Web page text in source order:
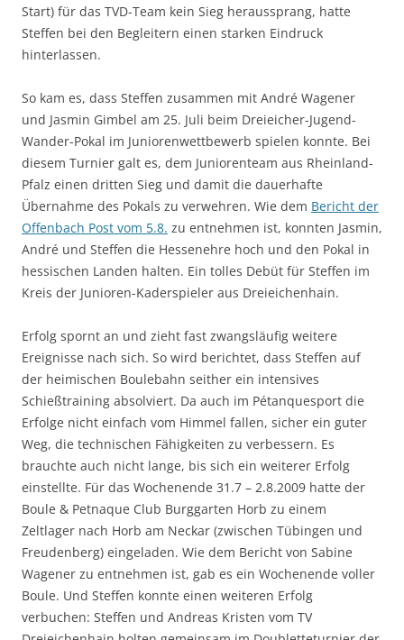
Start) für das TVD-Team kein Sieg heraussprang, hatte
Steffen bei den Begleitern einen starken Eindruck
hinterlassen.
So kam es, dass Steffen zusammen mit André Wagener
und Jasmin Gimbel am 25. Juli beim Dreieicher-Jugend-
Wander-Pokal im Juniorenwettbewerb spielen konnte. Bei
diesem Turnier galt es, dem Juniorenteam aus Rheinland-
Pfalz einen dritten Sieg und damit die dauerhafte
Übernahme des Pokals zu verwehren. Wie dem Bericht der
Offenbach Post vom 5.8. zu entnehmen ist, konnten Jasmin,
André und Steffen die Hessenehre hoch und den Pokal in
hessischen Landen halten. Ein tolles Debüt für Steffen im
Kreis der Junioren-Kaderspieler aus Dreieichenhain.
Erfolg spornt an und zieht fast zwangsläufig weitere
Ereignisse nach sich. So wird berichtet, dass Steffen auf
der heimischen Boulebahn seither ein intensives
Schießtraining absolviert. Da auch im Pétanquesport die
Erfolge nicht einfach vom Himmel fallen, sicher ein guter
Weg, die technischen Fähigkeiten zu verbessern. Es
brauchte auch nicht lange, bis sich ein weiterer Erfolg
einstellte. Für das Wochenende 31.7 – 2.8.2009 hatte der
Boule & Petnaque Club Burggarten Horb zu einem
Zeltlager nach Horb am Neckar (zwischen Tübingen und
Freudenberg) eingeladen. Wie dem Bericht von Sabine
Wagener zu entnehmen ist, gab es ein Wochenende voller
Boule. Und Steffen konnte einen weiteren Erfolg
verbuchen: Steffen und Andreas Kristen vom TV